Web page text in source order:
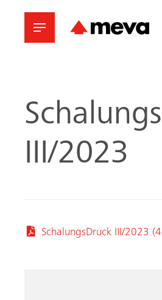
III/2023
SchalungsDruck III/2023